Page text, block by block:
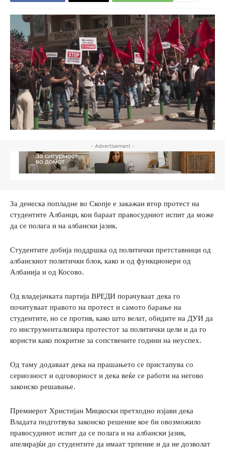
- Advertisement -
За денеска попладне во Скопје е закажан втор протест на
студентите Албанци, кои бараат правосудниот испит да може
да се полага и на албански јазик.
Студентите добија поддршка од политички претставници од
албанскиот политички блок, како и од функционери од
Албанија и од Косово.
Од владејачката партија ВРЕДИ порачуваат дека го
почитуваат правото на протест и самото барање на
студентите, но се против, како што велат, обидите на ДУИ да
го инструментализира протестот за политички цели и да го
користи како покритие за сопствените години на неуспех.
Од таму додаваат дека на прашањето се пристапува со
сериозност и одговорност и дека веќе се работи на негово
законско решавање.
Премиерот Христијан Мицкоски претходно изјави дека
Владата подготвува законско решение кое би овозможило
правосудниот испит да се полага и на албански јазик,
апелирајќи до студентите да имаат трпение и да не дозволат